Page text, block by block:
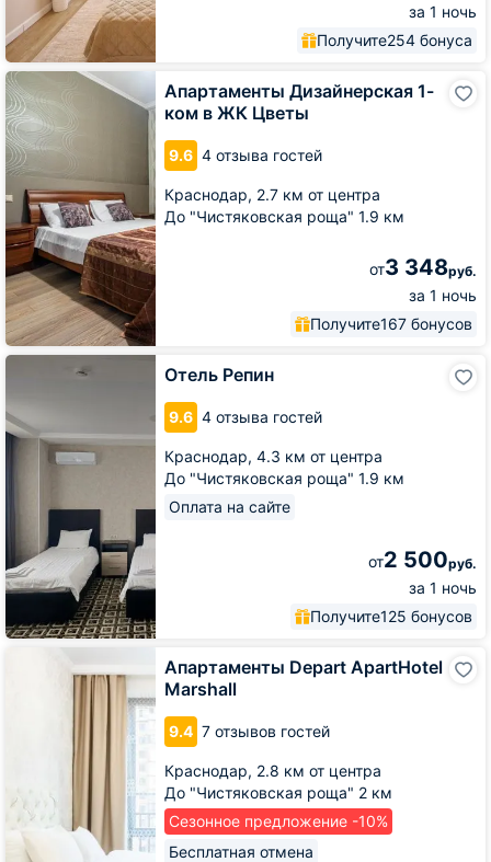
за 1 ночь
Получите254 бонуса
Апартаменты Дизайнерская 1-
ком в ЖК Цветы
9.6 4 отзыва гостей
Краснодар, 2.7 км от центра
До "Чистяковская роща" 1.9 км
от3 348руб.
за 1 ночь
Получите167 бонусов
Апартаменты
Дизайнерская
1-
ком
в
ЖК
Цветы
Отель Репин
9.6 4 отзыва гостей
Краснодар, 4.3 км от центра
До "Чистяковская роща" 1.9 км
Оплата на сайте
от2 500руб.
за 1 ночь
Получите125 бонусов
Отель
Апартаменты Depart ApartHotel
Marshall
9.4 7 отзывов гостей
Краснодар, 2.8 км от центра
До "Чистяковская роща" 2 км
Сезонное предложение -10%
Бесплатная отмена